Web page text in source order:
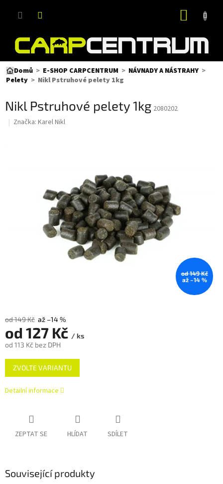
Domů E-SHOP CARPCENTRUM
NÁVNADY A NÁSTRAHY
Pelety
Nikl Pstruhové pelety 1kg
Nikl Pstruhové pelety 1kg 2080202
Značka: Karel Nikl
od 149 Kč
až –14 %
od 149 Kč až –14 %
od 127 Kč / ks
od 113 Kč bez DPH
Měrná
cena:
ZVOLTE VARIANTU
Detailní informace
ZEPTAT SE HLÍDAT SDÍLET
Související produkty